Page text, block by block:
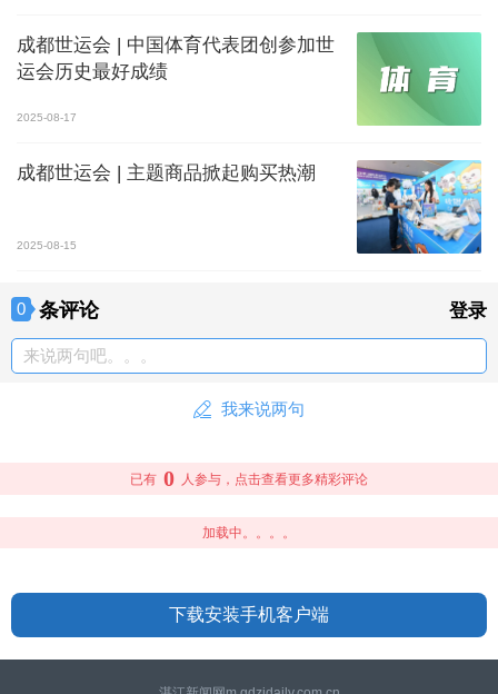
成都世运会 | 中国体育代表团创参加世
运会历史最好成绩
2025-08-17
成都世运会 | 主题商品掀起购买热潮
2025-08-15
0 条评论 登录
来说两句吧。。。
我来说两句
已有 0 人参与，点击查看更多精彩评论
加载中。。。。
下载安装手机客户端